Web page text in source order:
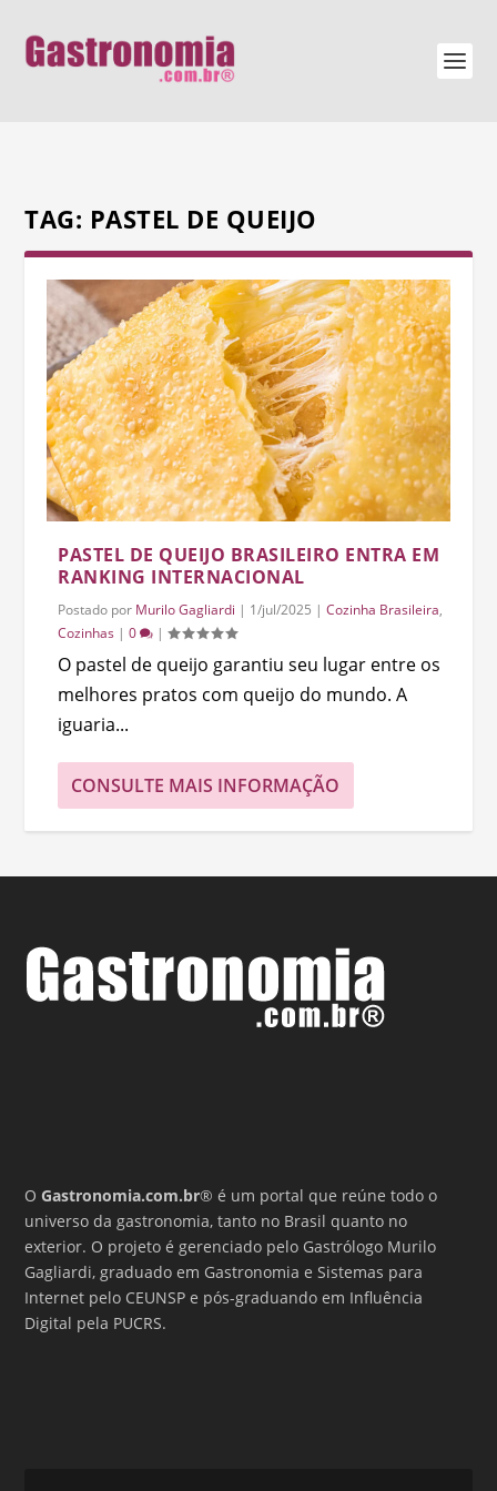
TAG: PASTEL DE QUEIJO
PASTEL DE QUEIJO BRASILEIRO ENTRA EM
RANKING INTERNACIONAL
Postado por Murilo Gagliardi | 1/jul/2025 |Cozinha Brasileira,
Cozinhas |0 |
O pastel de queijo garantiu seu lugar entre os
melhores pratos com queijo do mundo. A
iguaria...
CONSULTE MAIS INFORMAÇÃO
OGastronomia.com.br® é um portal que reúne todo o
universo da gastronomia, tanto no Brasil quanto no
exterior. O projeto é gerenciado pelo Gastrólogo Murilo
Gagliardi, graduado em Gastronomia e Sistemas para
Internet pelo CEUNSP e pós-graduando em Influência
Digital pela PUCRS.